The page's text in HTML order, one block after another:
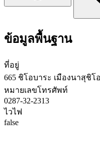
ข้อมูลพื้นฐาน
ที่อยู่
665 ชิโอบาระ เมืองนาสุชิโ
หมายเลขโทรศัพท์
0287-32-2313
ไวไฟ
false